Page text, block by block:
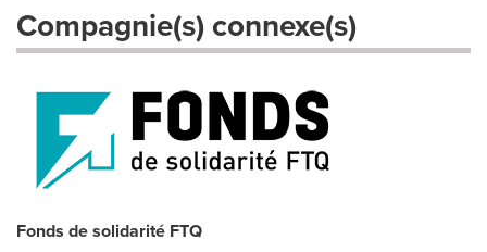
Compagnie(s) connexe(s)
Fonds de solidarité FTQ